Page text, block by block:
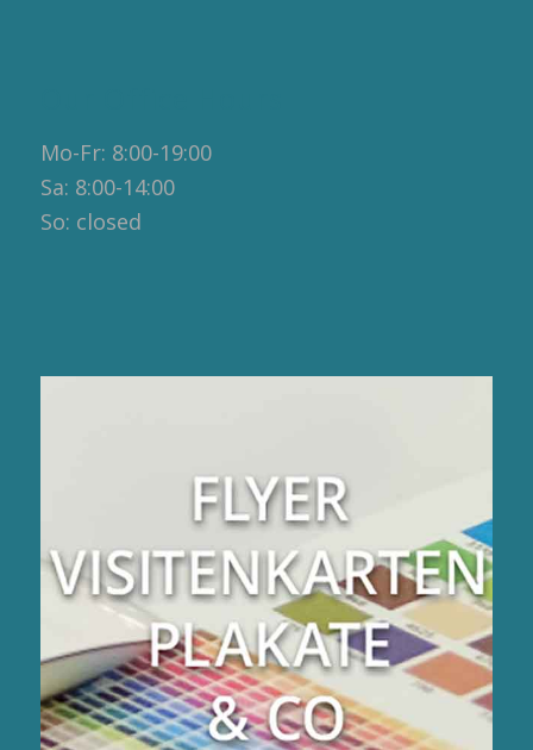
Mo-Fr: 8:00-19:00
Sa: 8:00-14:00
So: closed